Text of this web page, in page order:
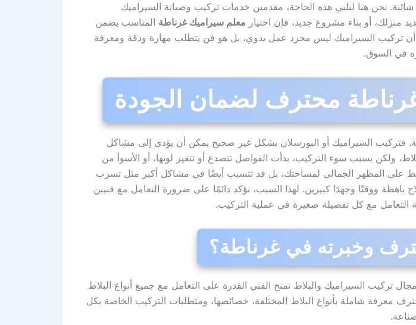
نحن هنا لنلبي هذه الحاجة، مقدمين خدمات تركيب وصيانة السيراميك
منزلك، أو بناء مشروع جديد، فإن اختيار معلم سيراميك غرناطة المناسب يضمن
أن تركيب السيراميك ليس مجرد عمل يدوي، بل هو فن يتطلب مهارة ودقة ومعرفة
في السوق.
غرناطة محترف لضمان الجودة
فتركيب السيراميك أو البورسلان بشكل غير صحيح يمكن أن يؤدي إلى مشاكل
ولكن بسبب سوء التركيب، بدأت الفواصل تتصدع أو تتغير لونها، أو الأسوأ من
على المظهر الجمالي لمساحتك، بل قد تتسبب أيضًا في مشاكل أكبر مثل تسرب
باهظة ووقتًا وجهدًا كبيرين. لهذا السبب، نؤكد دائمًا على ضرورة التعامل مع فنيين
التعامل مع كل تفصيلة صغيرة في عملية التركيب.
وخبرته في غرناطة؟
تركيب السيراميك والبلاط تمنح الفني القدرة على التعامل مع جميع أنواع البلاط
معرفة شاملة بأنواع البلاط المختلفة، خصائصها، ومتطلبات التركيب الخاصة بكل